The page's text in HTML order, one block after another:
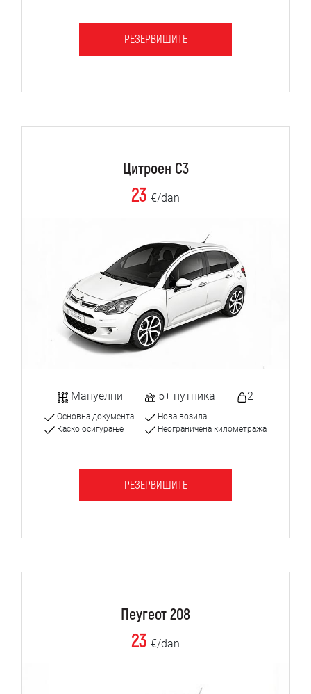
РЕЗЕРВИШИТЕ
Цитроен C3
23 €/dan
Мануелни 5+ путника 2
Основна документа
Каско осигурање
Нова возила
Неограничена километража
РЕЗЕРВИШИТЕ
Пеугеот 208
23 €/dan